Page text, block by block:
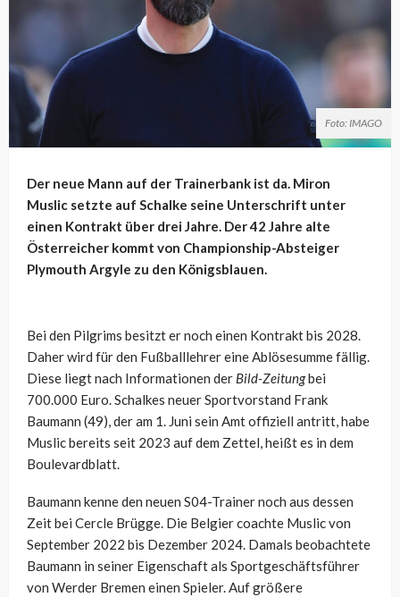
Foto: IMAGO
Der neue Mann auf der Trainerbank ist da. Miron
Muslic setzte auf Schalke seine Unterschrift unter
einen Kontrakt über drei Jahre. Der 42 Jahre alte
Österreicher kommt von Championship-Absteiger
Plymouth Argyle zu den Königsblauen.
Bei den Pilgrims besitzt er noch einen Kontrakt bis 2028.
Daher wird für den Fußballlehrer eine Ablösesumme fällig.
Diese liegt nach Informationen der Bild-Zeitungbei
700.000 Euro. Schalkes neuer Sportvorstand Frank
Baumann (49), der am 1. Juni sein Amt offiziell antritt, habe
Muslic bereits seit 2023 auf dem Zettel, heißt es in dem
Boulevardblatt.
Baumann kenne den neuen S04-Trainer noch aus dessen
Zeit bei Cercle Brügge. Die Belgier coachte Muslic von
September 2022 bis Dezember 2024. Damals beobachtete
Baumann in seiner Eigenschaft als Sportgeschäftsführer
von Werder Bremen einen Spieler. Auf größere